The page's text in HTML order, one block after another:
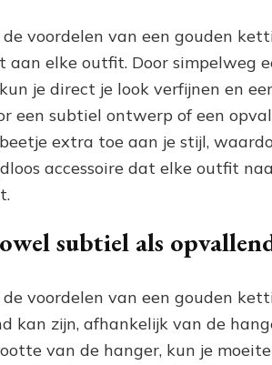
de voordelen van een gouden
aan elke outfit. Door simpelweg
je direct je look verfijnen en
een subtiel ontwerp of een
extra toe aan je stijl,
accessoire dat elke outfit
subtiel als
de voordelen van een gouden
kan zijn, afhankelijk van de
van de hanger, kun je